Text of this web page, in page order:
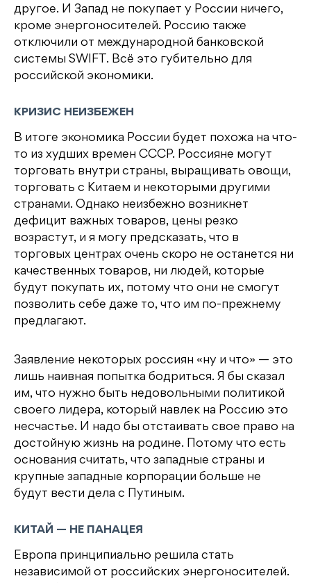
другое. И Запад не покупает у России ничего,
кроме энергоносителей. Россию также
отключили от международной банковской
системы SWIFT. Всё это губительно для
российской экономики.
КРИЗИС НЕИЗБЕЖЕН
В итоге экономика России будет похожа на что-
то из худших времен СССР. Россияне могут
торговать внутри страны, выращивать овощи,
торговать с Китаем и некоторыми другими
странами. Однако неизбежно возникнет
дефицит важных товаров, цены резко
возрастут, и я могу предсказать, что в
торговых центрах очень скоро не останется ни
качественных товаров, ни людей, которые
будут покупать их, потому что они не смогут
позволить себе даже то, что им по-прежнему
предлагают.
Заявление некоторых россиян «ну и что» — это
лишь наивная попытка бодриться. Я бы сказал
им, что нужно быть недовольными политикой
своего лидера, который навлек на Россию это
несчастье. И надо бы отстаивать свое право на
достойную жизнь на родине. Потому что есть
основания считать, что западные страны и
крупные западные корпорации больше не
будут вести дела с Путиным.
КИТАЙ — НЕ ПАНАЦЕЯ
Европа принципиально решила стать
независимой от российских энергоносителей.